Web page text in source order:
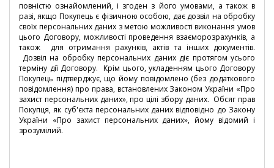
повністю ознайомлений, і згоден з його умовами, а також в
разі, якщо Покупець є фізичною особою, дає дозвіл на обробку
своїх персональних даних з метою можливості виконання умов
цього Договору, можливості проведення взаєморозрахунків, а
також для отримання рахунків, актів та інших документів.
Дозвіл на обробку персональних даних діє протягом усього
терміну дії Договору. Крім цього, укладенням цього Договору
Покупець підтверджує, що йому повідомлено (без додаткового
повідомлення) про права, встановлених Законом України «Про
захист персональних даних», про цілі збору даних. Обсяг прав
Покупця, як суб'єкта персональних даних відповідно до Закону
України «Про захист персональних даних», йому відомий і
зрозумілий.